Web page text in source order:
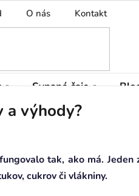
O nás Kontakt
Sypané čaje
a výhody?
tak, ako má. Jeden
cukrov či vlákniny.